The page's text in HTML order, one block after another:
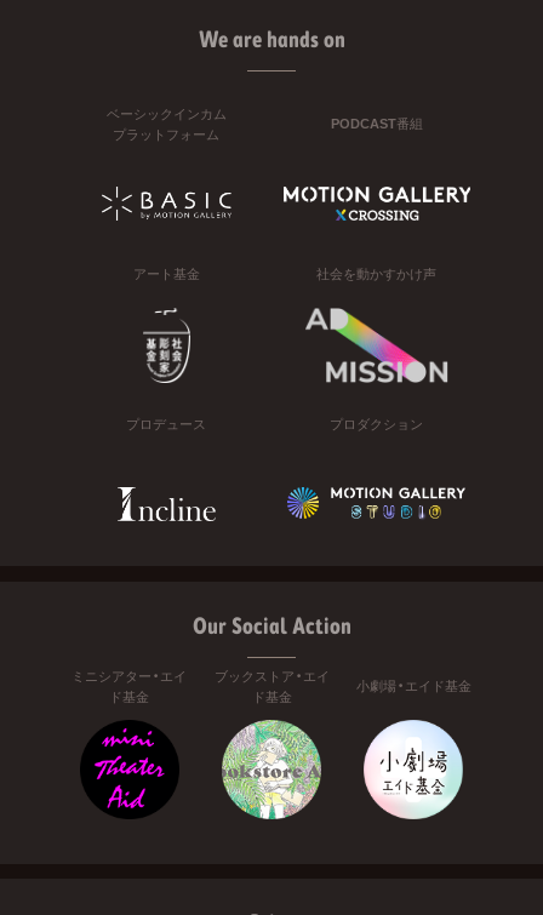
We are hands on
ベーシックインカム
プラットフォーム
PODCAST番組
アート基金 社会を動かすかけ声
プロデュース プロダクション
Our Social Action
ミニシアター・エイ
ド基金
ブックストア・エイ
ド基金
小劇場・エイド基金